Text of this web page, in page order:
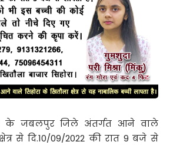
के जबलपुर जिले अंतर्गत आने वाले
से दि.10/09/2022 की रात 9 बजे से